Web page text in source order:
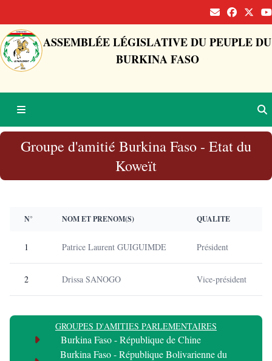
ASSEMBLÉE LÉGISLATIVE DU PEUPLE DU
BURKINA FASO
Groupe d'amitié Burkina Faso - Etat du
Koweït
N° NOM ET PRENOM(S) QUALITE
1 Patrice Laurent GUIGUIMDE Président
2 Drissa SANOGO Vice-président
GROUPES D'AMITIES PARLEMENTAIRES
Burkina Faso - République de Chine
Burkina Faso - République Bolivarienne du